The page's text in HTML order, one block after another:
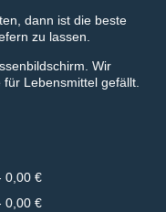
dann ist die beste
zu lassen.
Wir
Lebensmittel gefällt.
0,00 €
0,00 €